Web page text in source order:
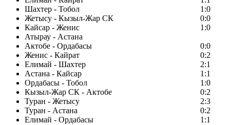
Шахтер - Тобол
1:0
Жетысу - Кызыл-Жар СК
0:0
Кайсар - Женис
1:0
Атырау - Астана
Актобе - Ордабасы
0:0
Женис - Кайрат
0:2
Елимай - Шахтер
2:1
Астана - Кайсар
1:1
Ордабасы - Тобол
1:0
Кызыл-Жар СК - Актобе
0:2
Туран - Жетысу
2:3
Туран - Астана
0:2
Елимай - Ордабасы
1:1